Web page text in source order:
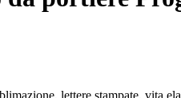
lettere stampate, vita